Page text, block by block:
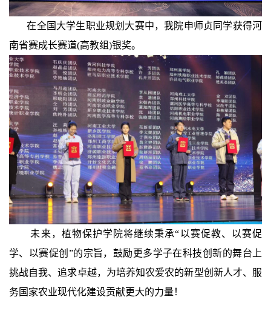
在全国大学生职业规划大赛中，我院申师贞同学获得河
南省赛成长赛道(高教组)银奖。
未来，植物保护学院将继续秉承“以赛促教、以赛促
学、以赛促创”的宗旨，鼓励更多学子在科技创新的舞台上
挑战自我、追求卓越，为培养知农爱农的新型创新人才、服
务国家农业现代化建设贡献更大的力量！